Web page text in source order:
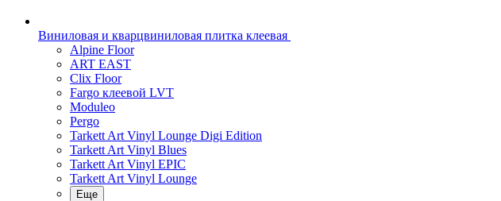
Виниловая и кварцвиниловая плитка клеевая
Alpine Floor
ART EAST
Clix Floor
Fargo клеевой LVT
Moduleo
Pergo
Tarkett Art Vinyl Lounge Digi Edition
Tarkett Art Vinyl Blues
Tarkett Art Vinyl EPIC
Tarkett Art Vinyl Lounge
Еще